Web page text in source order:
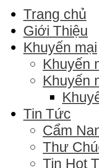
Trang chủ
Giới Thiệu
Khuyến mại
Khuyến
Khuyến
Tin Tức
Cẩm
Thư
Tin Hot